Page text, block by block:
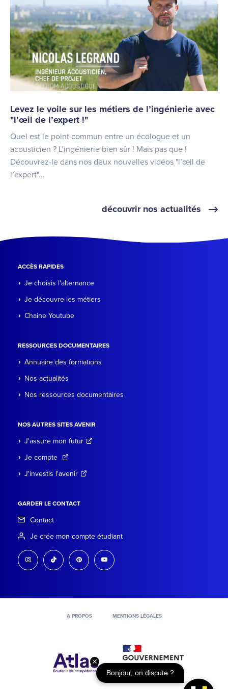
Levez le voile sur les métiers de l’ingénierie avec
"l’œil de l’expert !"
Quel est le point commun entre un écologue et un
acousticien ? L’ingénierie bien sûr ! Mais pas que !
Découvrez-le dans nos deux nouvelles vidéos "l’œil de
l’expert"...
découvrir nos actualités
ACCÈS RAPIDES
Je choisis l'alternance
Je découvre les métiers
Chaine Youtube
RESSOURCES DOCUMENTAIRES
Annuaire des formations
Nos actualités
Nos ressources documentaires
NOS AUTRES SITES AVENIR
J'assure mon futur
Je compte
J'investis l'avenir
GARDER LE CONTACT
Contact
Je crée mon compte étudiant
instagram tiktok pinterest youtube
A PROPOS MENTIONS LÉGALES
Bonjour, on discute ?